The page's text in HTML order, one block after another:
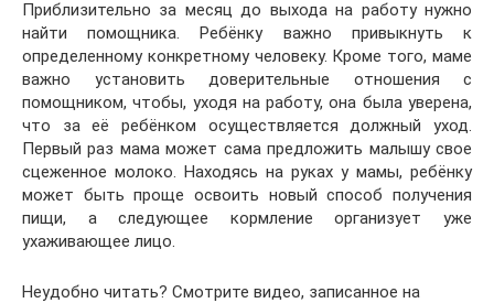
Приблизительно за месяц до выхода на работу нужно
найти помощника. Ребёнку важно привыкнуть к
определенному конкретному человеку. Кроме того, маме
важно установить доверительные отношения с
помощником, чтобы, уходя на работу, она была уверена,
что за её ребёнком осуществляется должный уход.
Первый раз мама может сама предложить малышу свое
сцеженное молоко. Находясь на руках у мамы, ребёнку
может быть проще освоить новый способ получения
пищи, а следующее кормление организует уже
ухаживающее лицо.
Неудобно читать? Смотрите видео, записанное на